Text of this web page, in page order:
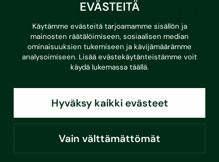
EVÄSTEITÄ
Käytämme evästeitä tarjoamamme sisällön ja
mainosten räätälöimiseen, sosiaalisen median
ominaisuuksien tukemiseen ja kävijämäärämme
analysoimiseen. Lisää evästekäytänteistämme voit
käydä lukemassa täällä.
Hyväksy kaikki evästeet
Vain välttämättömät
17.6.2026
– jopa 4 000 euroa asuntoa kohden
alkukeskustelu asiantuntijamme kanssa!